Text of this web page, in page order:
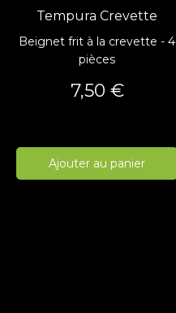
Tempura Crevette
Beignet frit à la crevette - 4
pièces
Prix
7,50 €
Ajouter au panier